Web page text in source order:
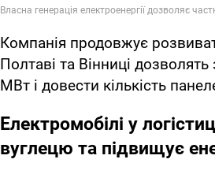
Компанія продовжує
Полтаві та Вінниці
МВт і довести кількість
Електромобілі у
вуглецю та підвищує